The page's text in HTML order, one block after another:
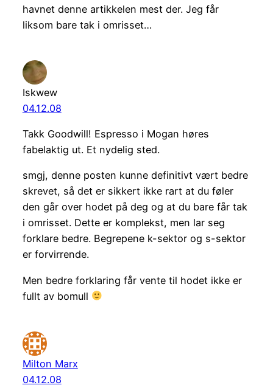
havnet denne artikkelen mest der. Jeg får
liksom bare tak i omrisset…
Iskwew
04.12.08
Takk Goodwill! Espresso i Mogan høres
fabelaktig ut. Et nydelig sted.
smgj, denne posten kunne definitivt vært bedre
skrevet, så det er sikkert ikke rart at du føler
den går over hodet på deg og at du bare får tak
i omrisset. Dette er komplekst, men lar seg
forklare bedre. Begrepene k-sektor og s-sektor
er forvirrende.
Men bedre forklaring får vente til hodet ikke er
fullt av bomull
Milton Marx
04.12.08